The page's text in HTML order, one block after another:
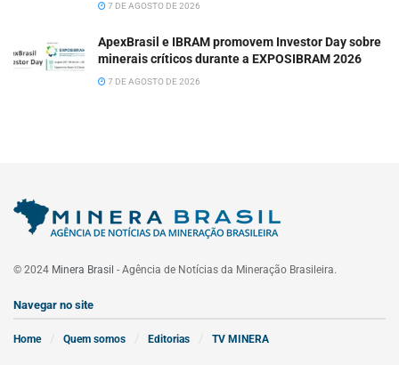
7 DE AGOSTO DE 2026
ApexBrasil e IBRAM promovem Investor Day sobre
minerais críticos durante a EXPOSIBRAM 2026
7 DE AGOSTO DE 2026
© 2024 Minera Brasil - Agência de Notícias da Mineração Brasileira.
Navegar no site
Home Quem somos Editorias TV MINERA